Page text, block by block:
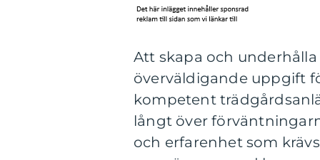
Att skapa och
överväldigande uppgift
kompetent
långt över
och erfarenhet som